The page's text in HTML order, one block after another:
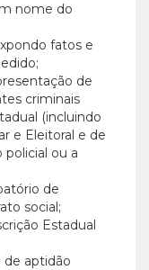
nome do
fatos e
de
criminais
(incluindo
e Eleitoral e de
ou a
de
social;
Estadual
de aptidão